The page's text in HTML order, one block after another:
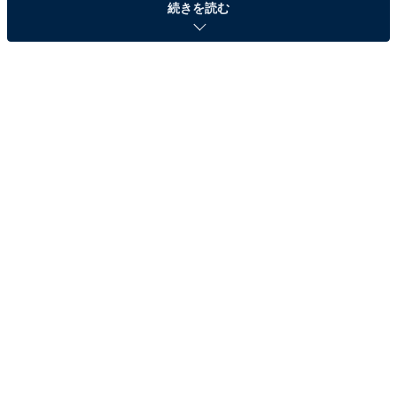
シャトレーゼにあります。「月ゆめうさぎ」です。うさ
ぎがとってもかわいくて、食べるのがもったいない！ そ
続きを読む